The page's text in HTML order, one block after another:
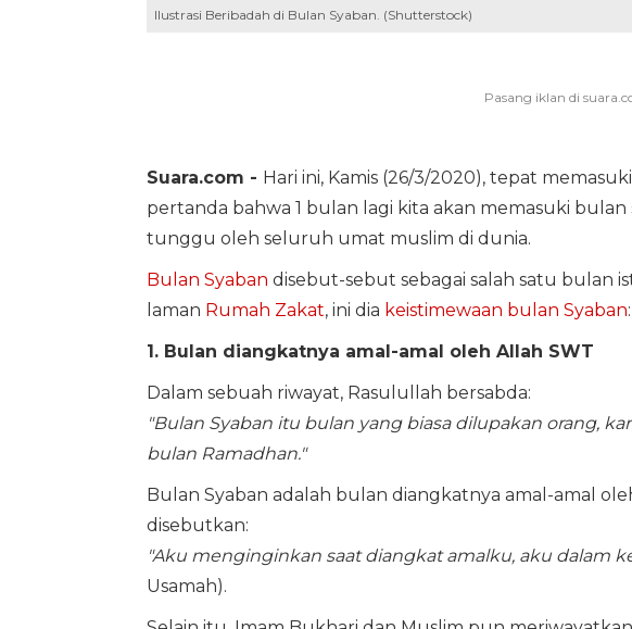
Ilustrasi Beribadah di Bulan Syaban. (Shutterstock)
Suara.com - Hari ini, Kamis (26/3/2020), tepat
pertanda bahwa 1 bulan lagi kita akan memasuki
tunggu oleh seluruh umat muslim di dunia.
Bulan Syaban disebut-sebut sebagai salah satu bulan
laman Rumah Zakat, ini dia keistimewaan bulan Syaban:
1. Bulan diangkatnya amal-amal oleh Allah SWT
Dalam sebuah riwayat, Rasulullah bersabda:
"Bulan Syaban itu bulan yang biasa dilupakan orang,
bulan Ramadhan."
Bulan Syaban adalah bulan diangkatnya amal-amal
disebutkan:
"Aku menginginkan saat diangkat amalku, aku dalam
Usamah).